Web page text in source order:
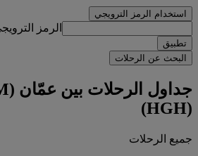
استخدام الرمز الترويجي
الرمز
تطبيق
البحث عن الرحلات
(HGH)
جميع الرحلات